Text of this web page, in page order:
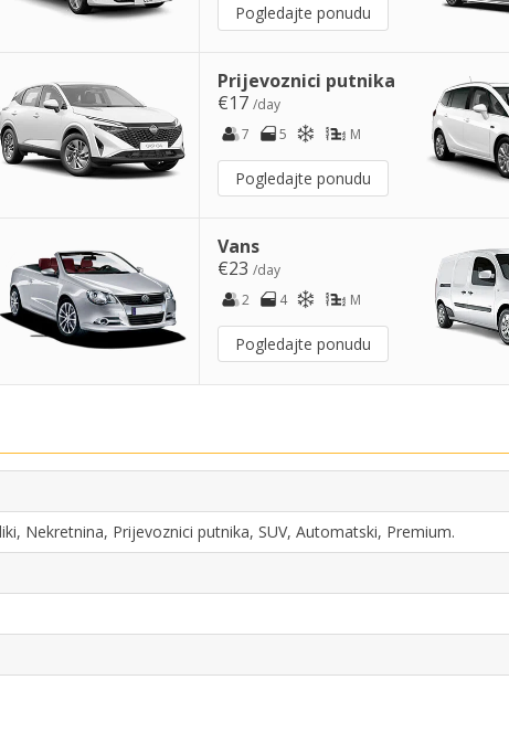
Pogledajte ponudu
Prijevoznici putnika
€17 /day
7
5 M
Pogledajte ponudu
Vans
€23 /day
2
4 M
Pogledajte ponudu
Nekretnina, Prijevoznici putnika, SUV, Automatski, Premium.